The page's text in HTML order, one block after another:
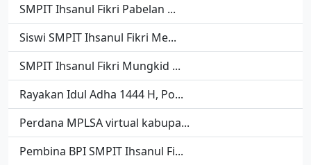
SMPIT Ihsanul Fikri Pabelan ...
Siswi SMPIT Ihsanul Fikri Me...
SMPIT Ihsanul Fikri Mungkid ...
Rayakan Idul Adha 1444 H, Po...
Perdana MPLSA virtual kabupa...
Pembina BPI SMPIT Ihsanul Fi...